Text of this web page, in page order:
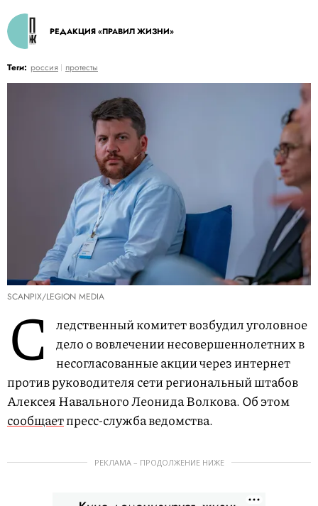
РЕДАКЦИЯ «ПРАВИЛ ЖИЗНИ»
Теги: россия протесты
SCANPIX/LEGION MEDIA
С
ледственный комитет возбудил уголовное
дело о вовлечении несовершеннолетних в
несогласованные акции через интернет
против руководителя сети региональный штабов
Алексея Навального Леонида Волкова. Об этом
сообщаетпресс-служба ведомства.
РЕКЛАМА – ПРОДОЛЖЕНИЕ НИЖЕ